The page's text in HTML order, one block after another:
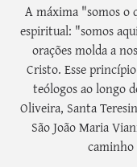
A máxima "somos o
espiritual: "somos
orações molda a
Cristo. Esse
teólogos ao longo
Oliveira, Santa
São João Maria
caminho